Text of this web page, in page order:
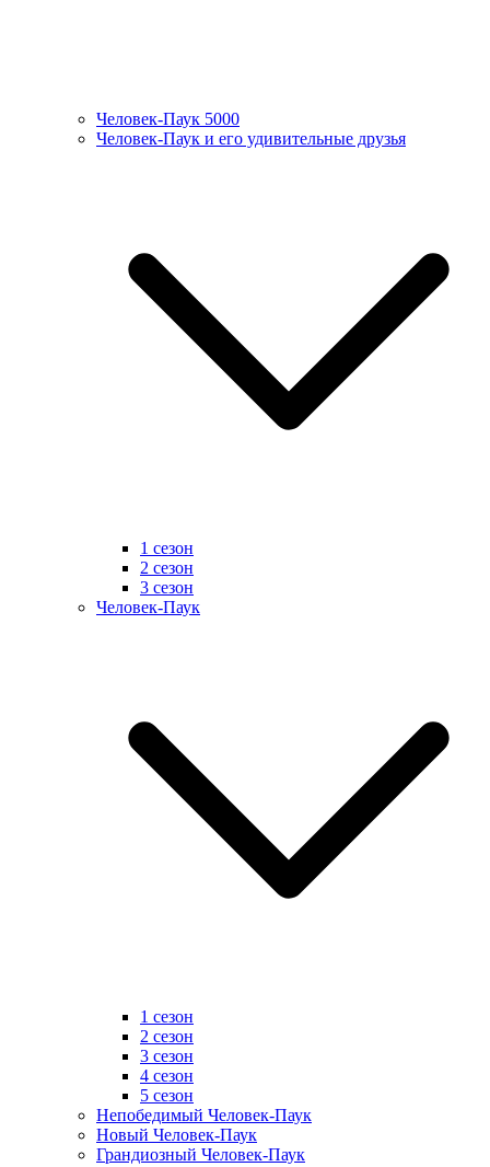
Человек-Паук 5000
Человек-Паук и его удивительные друзья
1 сезон
2 сезон
3 сезон
Человек-Паук
1 сезон
2 сезон
3 сезон
4 сезон
5 сезон
Непобедимый Человек-Паук
Новый Человек-Паук
Грандиозный Человек-Паук